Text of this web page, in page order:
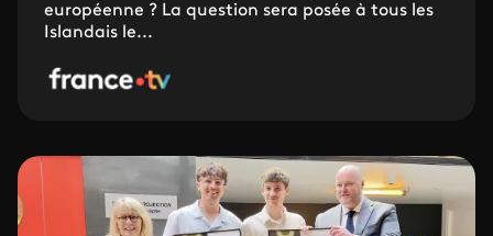
européenne ? La question sera posée à tous les
Islandais le...